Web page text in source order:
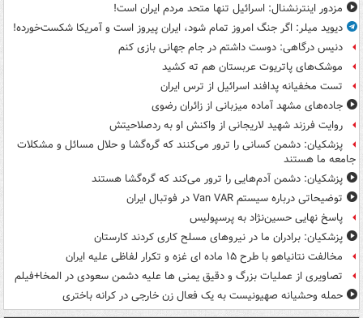
مزدور اینترنشنال: اسرائیل تنها متحد مردم ایران است!
دیوید میلر: اگر جنگ امروز تمام شود، ایران پیروز است و آمریکا شکست‌خورده!
دنیس درگاهی: دوست داشتم در جام جهانی بازی کنم
موشک‌های پاتریوت عربستان هم ته‌ کشید
تست مخفیانه پدافند اسرائیل از ترس ایران
جاده‌های مشهد آماده میزبانی از زائران رضوی
روایت فرزند شهید لاریجانی از واکنش او به ردصلاحیتش
پزشکیان: دشمن کسانی را ترور می‌کنند که گره‌گشا و حلال مسائل و مشکلات
جامعه ما هستند
پزشکیان: دشمن آدم‌هایی را ترور می‌کند که گره‌گشا هستند
توضیحاتی درباره سیستم Van VAR در فوتبال ایران
پاسخ نهایی حسین‌نژاد به پرسپولیس
پزشکیان: برادران ما در نیروهای مسلح کاری کردند کارستان
مخالفت نتانیاهو با طرح ۱۵ ماده ای غزه و تکرار لفاظی علیه ایران
تصاویری از عملیات بزرگ و دقیق یمنی ها علیه دشمن سعودی در المخا+فیلم
حمله وحشیانه صهیونیست به یک فعال زن خارجی در کرانه باختری